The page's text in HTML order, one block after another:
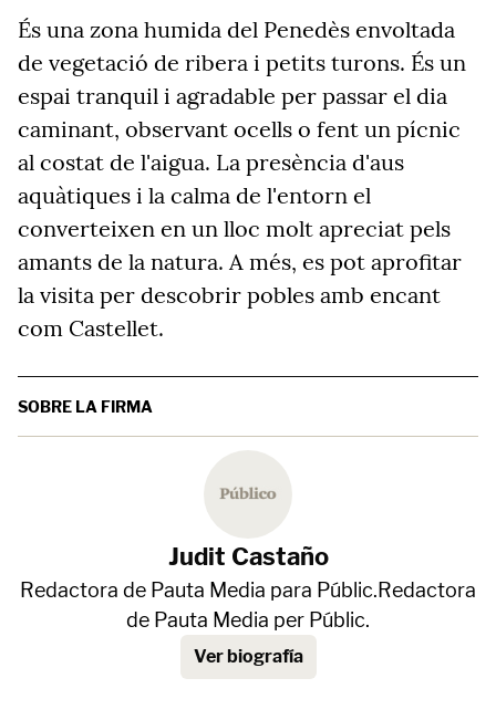
És una zona humida del Penedès envoltada
de vegetació de ribera i petits turons. És un
espai tranquil i agradable per passar el dia
caminant, observant ocells o fent un pícnic
al costat de l'aigua. La presència d'aus
aquàtiques i la calma de l'entorn el
converteixen en un lloc molt apreciat pels
amants de la natura. A més, es pot aprofitar
la visita per descobrir pobles amb encant
com Castellet.
SOBRE LA FIRMA
Judit Castaño
Redactora de Pauta Media para Públic.Redactora
de Pauta Media per Públic.
Ver biografía